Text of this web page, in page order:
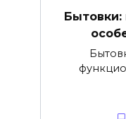
Бытовки: